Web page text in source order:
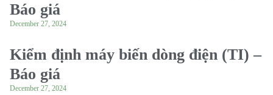
Báo giá
December 27, 2024
Kiểm định máy biến dòng điện (TI) –
Báo giá
December 27, 2024